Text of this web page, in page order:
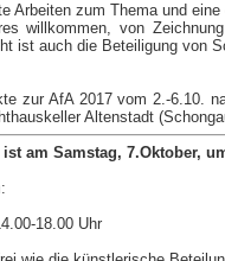
Arbeiten zum Thema und
willkommen, von
ist auch die Beteiligung von
zur AfA 2017 vom 2.-6.10.
Altenstadt
am Samstag, 7.Oktober,
18.00 Uhr